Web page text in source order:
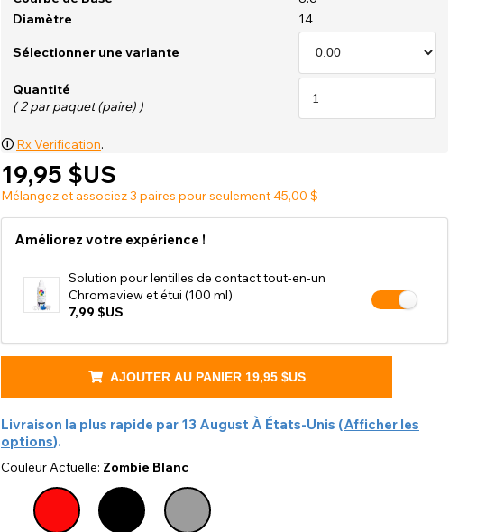
Boutique Accessoires Soldes
@missabbiemeghan
Diamètre
14
Sélectionner une variante
Quantité
( 2 par paquet (paire) )
🛈 Rx Verification.
19,95 $US
Mélangez et associez 3 paires pour seulement 45,00 $
Améliorez votre expérience !
Solution pour lentilles de contact tout-en-un
Chromaview et étui (100 ml)
7,99 $US
AJOUTER AU PANIER 19,95 $US
Livraison la plus rapide par 13 August À États-Unis (Afficher les
options).
Couleur Actuelle: Zombie Blanc